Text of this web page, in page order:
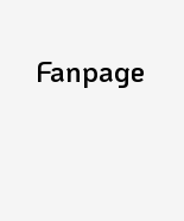
Fanpage